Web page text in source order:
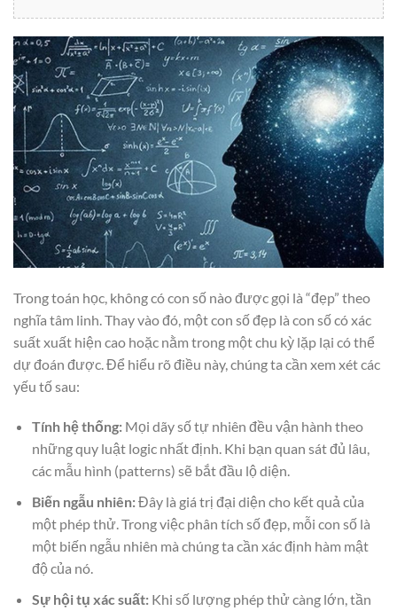
Trong toán học, không có con số nào được gọi là “đẹp” theo
nghĩa tâm linh. Thay vào đó, một con số đẹp là con số có xác
suất xuất hiện cao hoặc nằm trong một chu kỳ lặp lại có thể
dự đoán được. Để hiểu rõ điều này, chúng ta cần xem xét các
yếu tố sau:
Tính hệ thống:Mọi dãy số tự nhiên đều vận hành theo
những quy luật logic nhất định. Khi bạn quan sát đủ lâu,
các mẫu hình (patterns) sẽ bắt đầu lộ diện.
Biến ngẫu nhiên:Đây là giá trị đại diện cho kết quả của
một phép thử. Trong việc phân tích số đẹp, mỗi con số là
một biến ngẫu nhiên mà chúng ta cần xác định hàm mật
độ của nó.
Sự hội tụ xác suất:Khi số lượng phép thử càng lớn, tần